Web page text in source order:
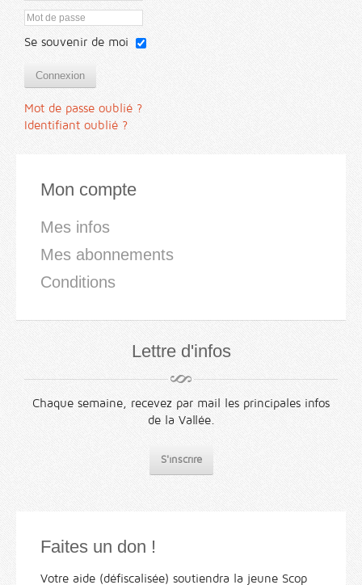
Se souvenir de moi
Connexion
Mot de passe oublié ?
Identifiant oublié ?
Mon compte
Mes infos
Mes abonnements
Conditions
Lettre d'infos
Chaque semaine, recevez par mail les principales infos
de la Vallée.
S'inscrire
Faites un don !
Votre aide (défiscalisée) soutiendra la jeune Scop